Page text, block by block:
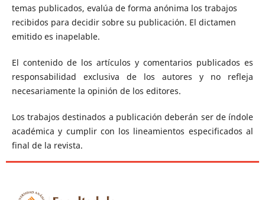
temas publicados, evalúa de forma anónima los trabajos
recibidos para decidir sobre su publicación. El dictamen
emitido es inapelable.
El contenido de los artículos y comentarios publicados es
responsabilidad exclusiva de los autores y no refleja
necesariamente la opinión de los editores.
Los trabajos destinados a publicación deberán ser de índole
académica y cumplir con los lineamientos especificados al
final de la revista.